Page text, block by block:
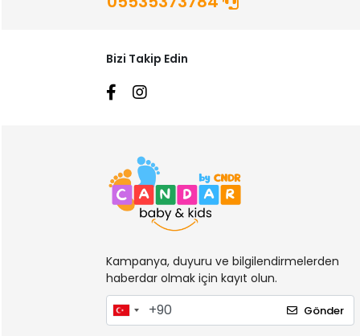
CC Oyuncak
Chicco
Chiva
Clementoni Baby
CNDR
Comotomo
Cotton Box
Cry Babies
Dalin
Dede
Bizi Takip Edin
Kampanya, duyuru ve bilgilendirmelerden
haberdar olmak için kayıt olun.
Gönder